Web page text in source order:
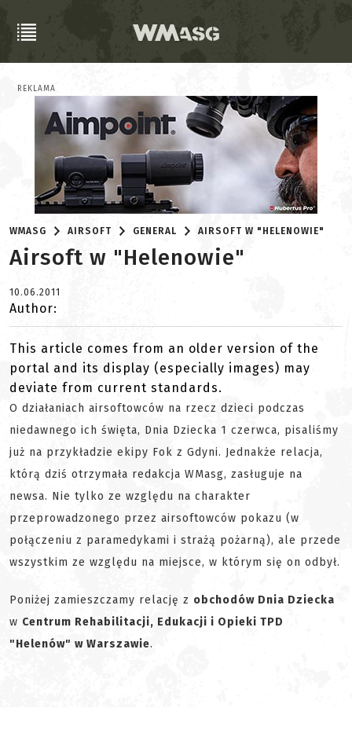
REKLAMA
WMASG AIRSOFT GENERAL AIRSOFT W "HELENOWIE"
Airsoft w "Helenowie"
10.06.2011
Author:
This article comes from an older version of the
portal and its display (especially images) may
deviate from current standards.
O działaniach airsoftowców na rzecz dzieci podczas
niedawnego ich święta, Dnia Dziecka 1 czerwca, pisaliśmy
już na przykładzie ekipy Fok z Gdyni. Jednakże relacja,
którą dziś otrzymała redakcja WMasg, zasługuje na
newsa. Nie tylko ze względu na charakter
przeprowadzonego przez airsoftowców pokazu (w
połączeniu z paramedykami i strażą pożarną), ale przede
wszystkim ze względu na miejsce, w którym się on odbył.
Poniżej zamieszczamy relację z obchodów Dnia Dziecka
w Centrum Rehabilitacji, Edukacji i Opieki TPD
"Helenów" w Warszawie.